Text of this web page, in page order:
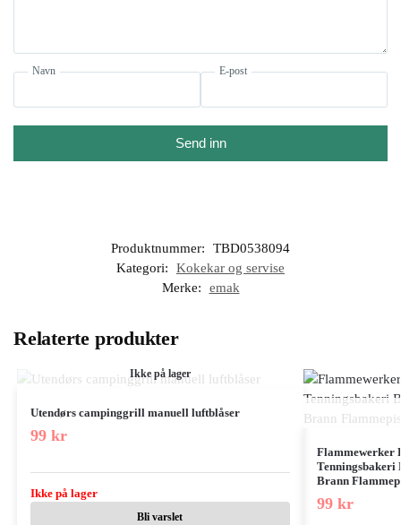
Navn E-post
Send inn
Produktnummer:
TBD0538094
Kategori:
Kokekar og servise
Merke:
emak
Relaterte produkter
Ikke på lager
Utendørs campinggrill manuell luftblåser
99 kr
Ikke på lager
Bli varslet
Flammewerker
Tenningsbakeri
Brann
99 kr